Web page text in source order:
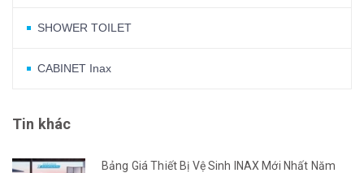
SHOWER TOILET
CABINET Inax
Tin khác
Bảng Giá Thiết Bị Vệ Sinh INAX Mới Nhất Năm